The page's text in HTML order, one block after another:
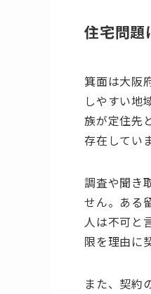
住宅問題
箕面は大阪
しやすい地
族が定住先
存在してい
調査や聞き
せん。ある
人は不可と
限を理由に
また、契約